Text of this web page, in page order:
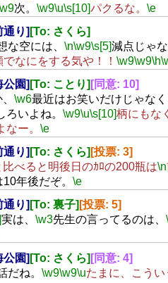
次。 \w9\u\s[10]パクるな。 \e
通り] [To: さくら]
な空には、 \n\w9\s[5]減点じゃ
でなにをする気や！！ \w9\w9\h
公園] [To: ことり] [同意: 10]
\w6最近はお笑いだけじゃなく
いよね。 \w9\u\s[10]柄にもな
ー。 \e
通り] [To: さくら] [投票: 3]
比べると明後日のｶﾛの200瓶は\n
年後だぞ。 \e
通り] [To: 裏子] [投票: 5]
実は、 \w3先生の言ってるのは、
公園] [To: さくら] [同意: 4]
だね。 \w9\w9\uたまに、こう